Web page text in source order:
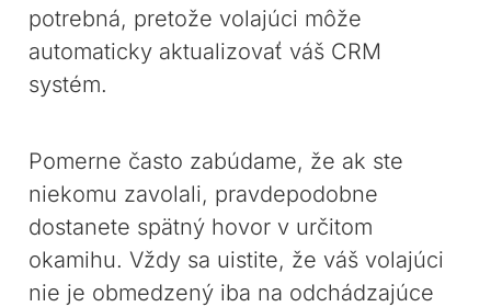
potrebná, pretože volajúci môže
automaticky aktualizovať váš CRM
systém.
Pomerne často zabúdame, že ak ste
niekomu zavolali, pravdepodobne
dostanete spätný hovor v určitom
okamihu. Vždy sa uistite, že váš volajúci
nie je obmedzený iba na odchádzajúce